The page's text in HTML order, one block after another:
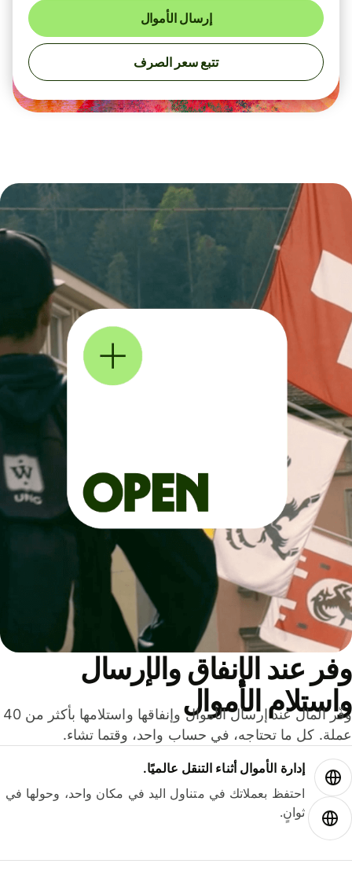
إرسال الأموال
تتبع سعر الصرف
عند الإنفاق والإرسال
الأموال
وفّر المال عند إرسال الأموال وإنفاقها واستلامها بأكثر من 40
كل ما تحتاجه، في حساب واحد، وقتما تشاء.
إدارة الأموال أثناء التنقل عالميًا.
احتفظ بعملاتك في متناول اليد في مكان واحد، وحولها في
ثوانٍ.